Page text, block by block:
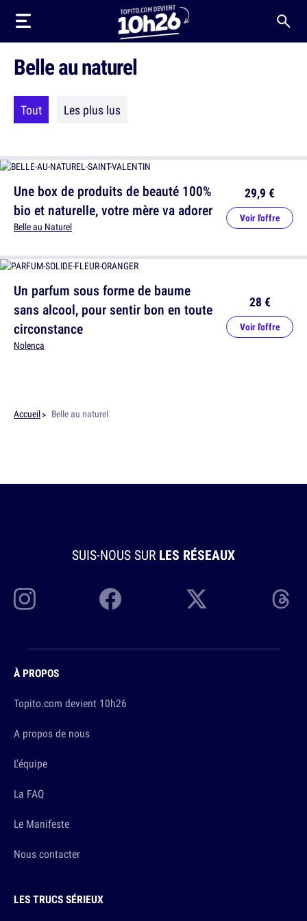
Belle au naturel
Tout Les plus lus
Une box de produits de beauté 100%
bio et naturelle, votre mère va adorer
Belle au Naturel
29,9 €
Voir l'offre
Un parfum sous forme de baume
sans alcool, pour sentir bon en toute
circonstance
Nolenca
28 €
Voir l'offre
Accueil Belle au naturel
SUIS-NOUS SUR LES RÉSEAUX
À PROPOS
Topito.com devient 10h26
A propos de nous
L'équipe
La FAQ
Le Manifeste
Nous contacter
LES TRUCS SÉRIEUX